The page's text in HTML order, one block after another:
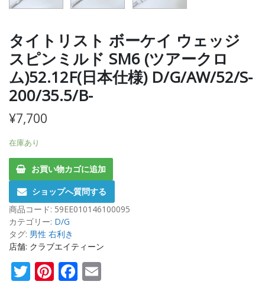
タイトリスト ボーケイ ウェッジ
スピンミルド SM6 (ツアークロ
ム)52.12F(日本仕様) D/G/AW/52/S-
200/35.5/B-
¥7,700
在庫あり
お買い物カゴに追加
ショップへ質問する
商品コード: 59EE010146100095
カテゴリー: D/G
タグ: 男性 右利き
店舗: クラブエイティーン
Twitter
Pinterest
Facebook